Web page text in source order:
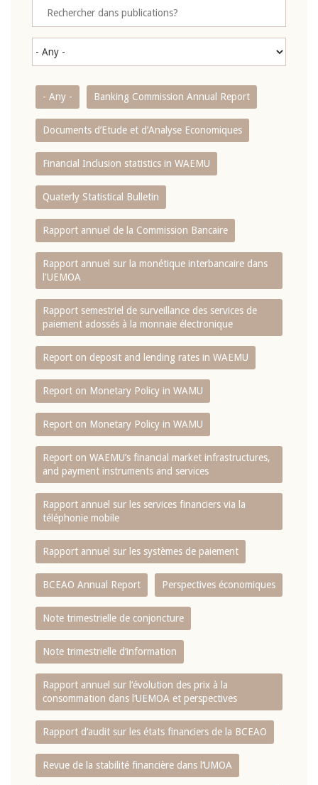
- Any - Banking Commission Annual Report
Documents d’Etude et d’Analyse Economiques
Financial Inclusion statistics in WAEMU
Quaterly Statistical Bulletin
Rapport annuel de la Commission Bancaire
Rapport annuel sur la monétique interbancaire dans
l'UEMOA
Rapport semestriel de surveillance des services de
paiement adossés à la monnaie électronique
Report on deposit and lending rates in WAEMU
Report on Monetary Policy in WAMU
Report on Monetary Policy in WAMU
Report on WAEMU’s financial market infrastructures,
and payment instruments and services
Rapport annuel sur les services financiers via la
téléphonie mobile
Rapport annuel sur les systèmes de paiement
BCEAO Annual Report Perspectives économiques
Note trimestrielle de conjoncture
Note trimestrielle d‘information
Rapport annuel sur l‘évolution des prix à la
consommation dans l‘UEMOA et perspectives
Rapport d‘audit sur les états financiers de la BCEAO
Revue de la stabilité financière dans l‘UMOA